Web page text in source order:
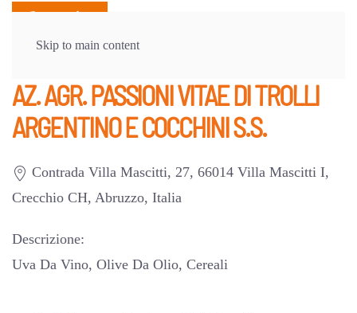
Skip to main content
AZ. AGR. PASSIONI VITAE DI TROLLI
ARGENTINO E COCCHINI S.S.
Contrada Villa Mascitti, 27, 66014 Villa Mascitti I,
Crecchio CH, Abruzzo, Italia
Descrizione:
Uva Da Vino, Olive Da Olio, Cereali